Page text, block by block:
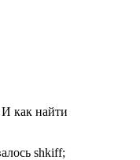
как найти
shkiff;